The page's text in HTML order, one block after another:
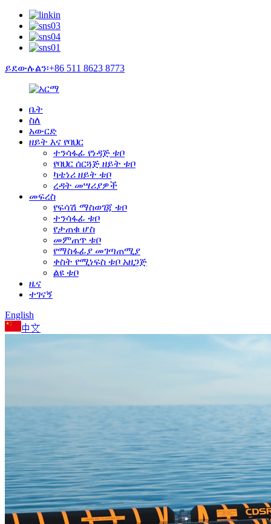
ይደውሉልን፡+86 511 8623 8773
ቤት
ስለ
አውርድ
ዘይት እና የባህር
ተንሳፋፊ የነዳጅ ቱቦ
የባህር ሰርጓጅ ዘይት ቱቦ
ካቴነሪ ዘይት ቱቦ
ረዳት መሣሪያዎች
መፍረስ
የፍሳሽ ማስወገጃ ቱቦ
ተንሳፋፊ ቱቦ
የታጠቁ ሆስ
መምጠጥ ቱቦ
የማስፋፊያ መገጣጠሚያ
ቀስት የሚነፍስ ቱቦ አዘጋጅ
ልዩ ቱቦ
ዜና
ተገናኝ
English
中文